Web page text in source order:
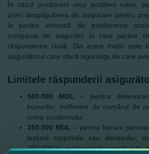
În cazul producerii unui accident rutier,
primi despăgubirea de asigurare pentru
la partea vinovată de producerea
compania de asigurări, la care partea
răspunderea civilă. Din acest motiv este
asigurătorul care oferă siguranţa de care
Limitele răspunderii
500.000 MDL– pentru
bunurilor, indiferent de numărul de
urma accidentului
350.000 MDL – pentru fiecare
leziunii corporale sau decesului,
700.000 lei, indiferent de numărul de